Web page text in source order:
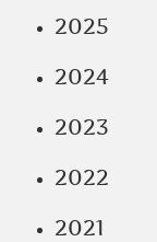
2025
2024
2023
2022
2021